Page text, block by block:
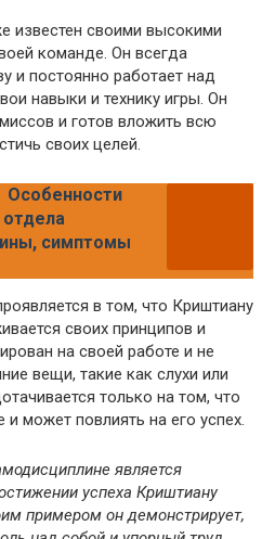
известен своими высокими
команде. Он всегда
и постоянно работает над
навыки и технику игры. Он
и готов вложить всю
своих целей.
Особенности
симптомы
в том, что Криштиану
своих принципов и
на своей работе и не
вещи, такие как слухи или
только на том, что
и может повлиять на его успех.
является
успеха Криштиану
примером он демонстрирует,